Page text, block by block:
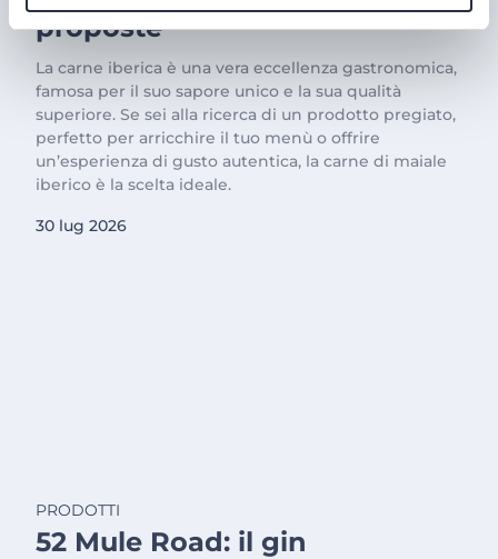
proposte
La carne iberica è una vera eccellenza gastronomica,
famosa per il suo sapore unico e la sua qualità
superiore. Se sei alla ricerca di un prodotto pregiato,
perfetto per arricchire il tuo menù o offrire
un’esperienza di gusto autentica, la carne di maiale
iberico è la scelta ideale.
30 lug 2026
PRODOTTI
52 Mule Road: il gin